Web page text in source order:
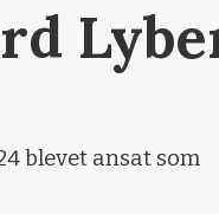
blevet ansat som